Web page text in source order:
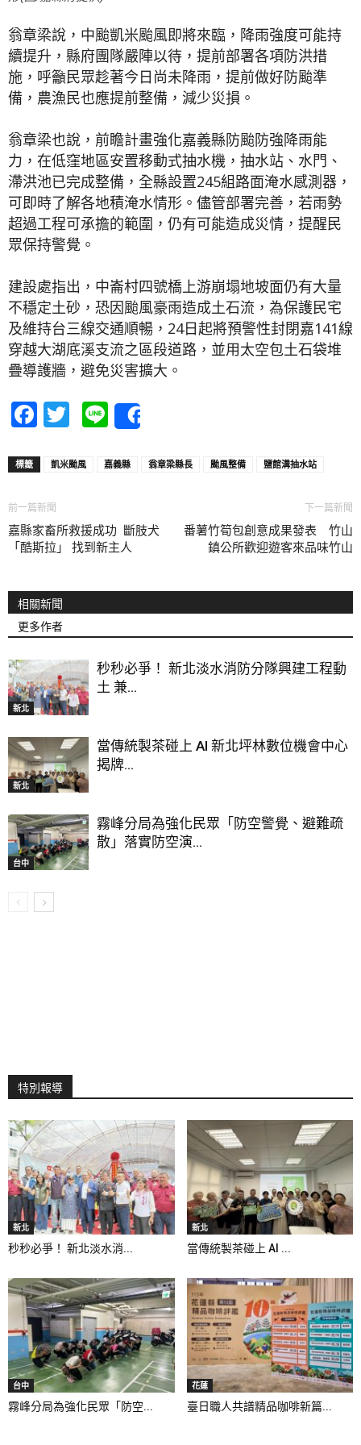
翁章梁說，中颱凱米颱風即將來臨，降雨強度可能持
續提升，縣府團隊嚴陣以待，提前部署各項防洪措
施，呼籲民眾趁著今日尚未降雨，提前做好防颱準
備，農漁民也應提前整備，減少災損。
翁章梁也說，前瞻計畫強化嘉義縣防颱防強降雨能
力，在低窪地區安置移動式抽水機，抽水站、水門、
滯洪池已完成整備，全縣設置245組路面淹水感測器，
可即時了解各地積淹水情形。儘管部署完善，若雨勢
超過工程可承擔的範圍，仍有可能造成災情，提醒民
眾保持警覺。
建設處指出，中崙村四號橋上游崩塌地坡面仍有大量
不穩定土砂，恐因颱風豪雨造成土石流，為保護民宅
及維持台三線交通順暢，24日起將預警性封閉嘉141線
穿越大湖底溪支流之區段道路，並用太空包土石袋堆
疊導護牆，避免災害擴大。
Facebook
Twitter
Line
標籤 凱米颱風 嘉義縣 翁章梁縣長 颱風整備 鹽館溝抽水站
前一篇新聞
嘉縣家畜所救援成功 斷肢犬
「酷斯拉」 找到新主人
下一篇新聞
番薯竹筍包創意成果發表 竹山
鎮公所歡迎遊客來品味竹山
相關新聞
更多作者
新北
秒秒必爭！ 新北淡水消防分隊興建工程動
土 兼...
新北
當傳統製茶碰上 AI 新北坪林數位機會中心
揭牌...
台中
霧峰分局為強化民眾「防空警覺、避難疏
散」落實防空演...
特別報導
新北
秒秒必爭！ 新北淡水消...
新北
當傳統製茶碰上 AI ...
台中
霧峰分局為強化民眾「防空...
花蓮
臺日職人共譜精品咖啡新篇...